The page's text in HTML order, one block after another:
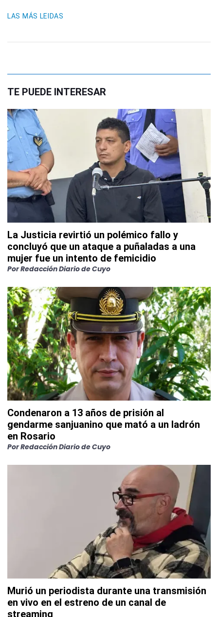
LAS MÁS LEIDAS
TE PUEDE INTERESAR
La Justicia revirtió un polémico fallo y
concluyó que un ataque a puñaladas a una
mujer fue un intento de femicidio
PorRedacción Diario de Cuyo
Condenaron a 13 años de prisión al
gendarme sanjuanino que mató a un ladrón
en Rosario
PorRedacción Diario de Cuyo
Murió un periodista durante una transmisión
en vivo en el estreno de un canal de
streaming